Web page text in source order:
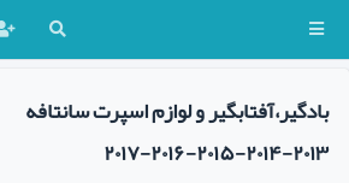
بادگیر،آفتابگیر و لوازم اسپرت سانتافه
۲۰۱۳-۲۰۱۴-۲۰۱۵-۲۰۱۶-۲۰۱۷